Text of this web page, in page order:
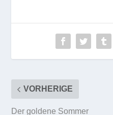
VORHERIGE
Der goldene Sommer